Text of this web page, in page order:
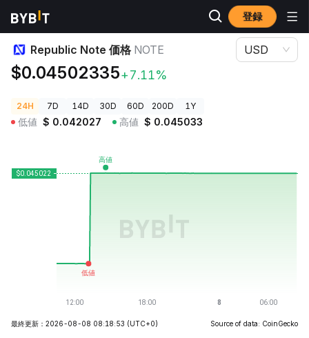
登録
暗号資産価格
Republic Note 価格 NOTE
$0.04502335+7.11%
USD
24H 7D 14D 30D 60D 200D 1Y
低値 $ 0.042027 高値 $ 0.045033
最終更新：2026-08-08 08:18:53 (UTC+0) Source of data: CoinGecko